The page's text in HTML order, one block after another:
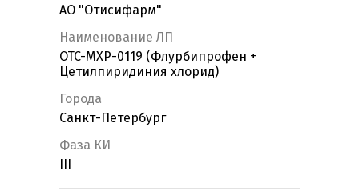
АО "Отисифарм"
Наименование ЛП
OTC-MXP-0119 (Флурбипрофен +
Цетилпиридиния хлорид)
Города
Санкт-Петербург
Фаза КИ